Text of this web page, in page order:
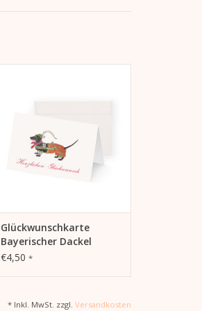
Glückwunschkarte
Bayerischer Dackel
€4,50 *
* Inkl. MwSt. zzgl. Versandkosten